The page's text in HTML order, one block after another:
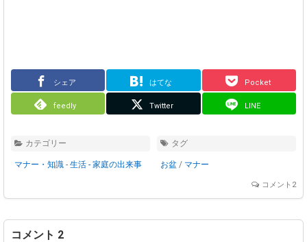
シェア はてな Pocket
feedly Twitter LINE
カテゴリー
マナー・知識 - 生活 - 家庭の出来事
タグ
お盆 / マナー
コメント2
コメント 2